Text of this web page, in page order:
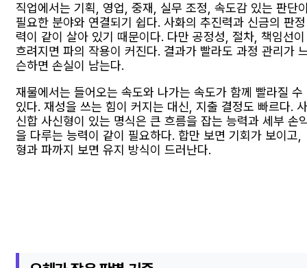
직업에서는 기획, 영업, 중재, 실무 조정, 속도감 있는 판단
필요한 분야와 연결되기 쉽다. 사화의 추진력과 신금의 판정
력이 같이 살아 있기 때문이다. 다만 공정성, 절차, 책임선이
흐려지면 파의 작용이 커진다. 결과가 빨라도 과정 관리가
슨하면 손실이 남는다.
재물에서는 들어오는 속도와 나가는 속도가 함께 빨라질 수
있다. 재성을 쓰는 힘이 커지는 대신, 지출 결정도 빠르다. 사
신합 사신형이 있는 명식은 큰 흐름을 잡는 능력과 세부 손
을 다루는 능력이 같이 필요하다. 합만 보면 기회가 보이고,
형과 파까지 보면 유지 방식이 드러난다.